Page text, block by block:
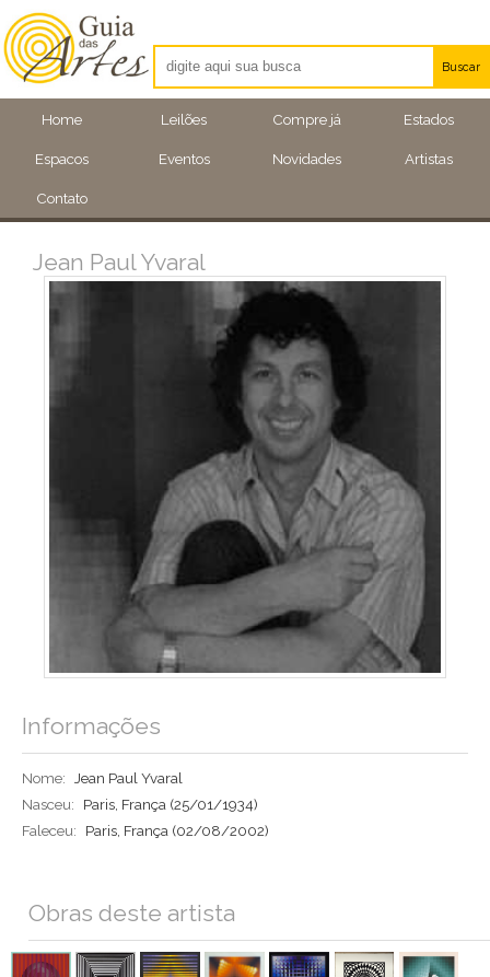
Home Leilões Compre já Estados
Espacos Eventos Novidades Artistas
Contato
Buscar
Artistas
Eventos
Jean Paul Yvaral
Informações
Nome: Jean Paul Yvaral
Nasceu:
Paris, França (25/01/1934)
Faleceu:
Paris, França (02/08/2002)
Obras deste artista